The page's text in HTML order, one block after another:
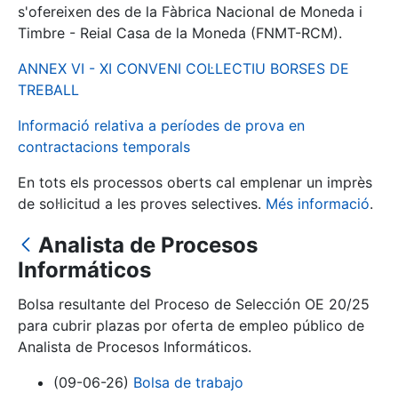
Mostra/Amaga
Mostra/Amaga
s'ofereixen des de la Fàbrica Nacional de Moneda i
Timbre - Reial Casa de la Moneda (FNMT-RCM).
ANNEX VI - XI CONVENI COL·LECTIU BORSES DE
TREBALL
Informació relativa a períodes de prova en
contractacions temporals
En tots els processos oberts cal emplenar un imprès
de sol·licitud a les proves selectives. Més informació.
Analista de Procesos
Informáticos
Bolsa resultante del Proceso de Selección OE 20/25
para cubrir plazas por oferta de empleo público de
Analista de Procesos Informáticos.
(09-06-26) Bolsa de trabajo